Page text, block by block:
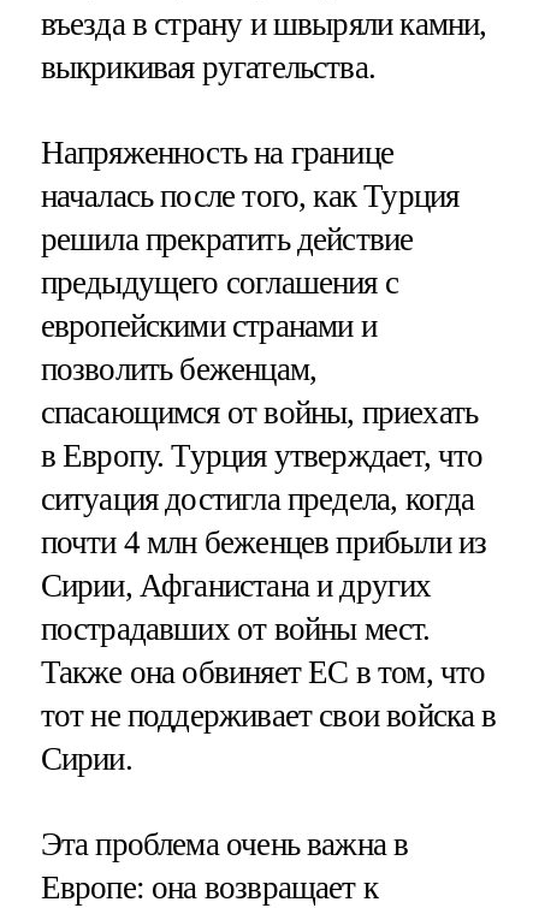
въезда в страну и швыряли камни,
выкрикивая ругательства.
Напряженность на границе
началась после того, как Турция
решила прекратить действие
предыдущего соглашения с
европейскими странами и
позволить беженцам,
спасающимся от войны, приехать
в Европу. Турция утверждает, что
ситуация достигла предела, когда
почти 4 млн беженцев прибыли из
Сирии, Афганистана и других
пострадавших от войны мест.
Также она обвиняет ЕС в том, что
тот не поддерживает свои войска в
Сирии.
Эта проблема очень важна в
Европе: она возвращает к